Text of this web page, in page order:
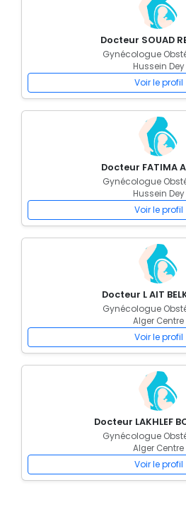
Docteur SOUAD
Gynécologue
Hussein Dey
Voir le profil
Docteur FATIMA
Gynécologue
Hussein Dey
Voir le profil
Docteur L AIT
Gynécologue
Alger Centre
Voir le profil
Docteur LAKHLEF
Gynécologue
Alger Centre
Voir le profil